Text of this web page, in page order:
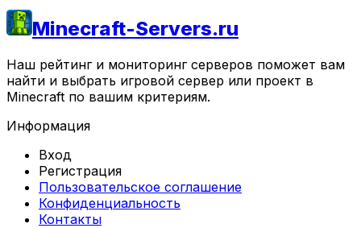
Minecraft-Servers.ru
Наш рейтинг и мониторинг серверов поможет вам
найти и выбрать игровой сервер или проект в
Minecraft по вашим критериям.
Информация
Вход
Регистрация
Пользовательское соглашение
Конфиденциальность
Контакты